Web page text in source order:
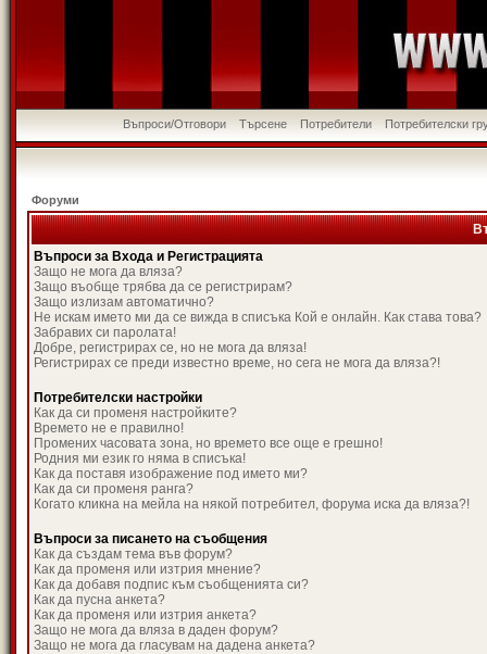
Въпроси/Отговори Търсене Потребители Потребителски
Форуми
Въпроси за Входа и Регистрацията
Защо не мога да вляза?
Защо въобще трябва да се регистрирам?
Защо излизам автоматично?
Не искам името ми да се вижда в списъка Кой е онлайн. Как става това?
Забравих си паролата!
Добре, регистрирах се, но не мога да вляза!
Регистрирах се преди известно време, но сега не мога да вляза?!
Потребителски настройки
Как да си променя настройките?
Времето не е правилно!
Промених часовата зона, но времето все още е грешно!
Родния ми език го няма в списъка!
Как да поставя изображение под името ми?
Как да си променя ранга?
Когато кликна на мейла на някой потребител, форума иска да вляза?!
Въпроси за писането на съобщения
Как да създам тема във форум?
Как да променя или изтрия мнение?
Как да добавя подпис към съобщенията си?
Как да пусна анкета?
Как да променя или изтрия анкета?
Защо не мога да вляза в даден форум?
Защо не мога да гласувам на дадена анкета?